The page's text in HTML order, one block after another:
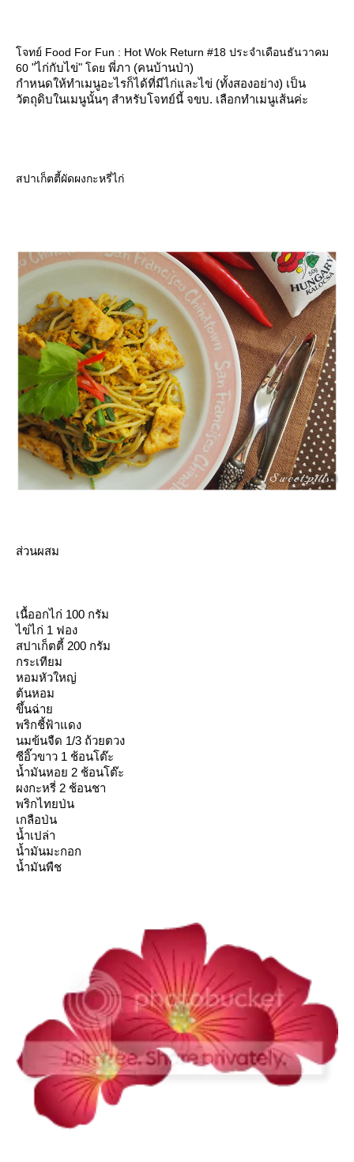
จทย์ Food For Fun : Hot Wok Return #18 ประจำเดือนธันวาคม
60 "ไก่กับไข่" ด พี่ภา (คนบ้านป่า)
กำหนดให้ทำเมนูอะไรก็ได้ที่มีไก่และไข่ (ทั้งสองอย่าง) เป็น
วัตถุดิบในเมนูนั้นๆ สำหรับโจทย์นี้ จขบ. เลือกทำเมนูเส้นค่ะ
สปาเก็ตตี้ผัดผงกะหรี่ไก่
ส่วนผสม
เนื้ออกไก่ 100 กรัม
ไข่ไก่ 1 ฟอง
สปาเก็ตตี้ 200 กรัม
กระเทียม
หอมหัวใหญ่
ต้นหอม
ขึ้นฉ่า
พริกชี้ฟ้าแดง
นมข้นจืด 1/3 ถ้วยตวง
ซีอิ๊วขาว 1 ช้อนโต๊ะ
น้ำมันหอย 2 ช้อนโต๊ะ
ผงกะหรี่ 2 ช้อนชา
พริกไทยป่น
เกลือป่น
น้ำเปล่า
น้ำมันมะกอก
น้ำมันพืช